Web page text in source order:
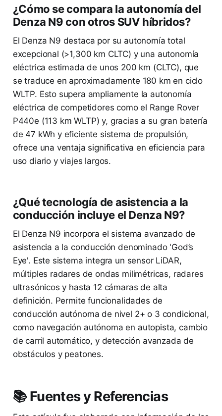
¿Cómo se compara la autonomía del
Denza N9 con otros SUV híbridos?
El Denza N9 destaca por su autonomía total
excepcional (>1,300 km CLTC) y una autonomía
eléctrica estimada de unos 200 km (CLTC), que
se traduce en aproximadamente 180 km en ciclo
WLTP. Esto supera ampliamente la autonomía
eléctrica de competidores como el Range Rover
P440e (113 km WLTP) y, gracias a su gran batería
de 47 kWh y eficiente sistema de propulsión,
ofrece una ventaja significativa en eficiencia para
uso diario y viajes largos.
¿Qué tecnología de asistencia a la
conducción incluye el Denza N9?
El Denza N9 incorpora el sistema avanzado de
asistencia a la conducción denominado 'God’s
Eye'. Este sistema integra un sensor LiDAR,
múltiples radares de ondas milimétricas, radares
ultrasónicos y hasta 12 cámaras de alta
definición. Permite funcionalidades de
conducción autónoma de nivel 2+ o 3 condicional,
como navegación autónoma en autopista, cambio
de carril automático, y detección avanzada de
obstáculos y peatones.
📚 Fuentes y Referencias